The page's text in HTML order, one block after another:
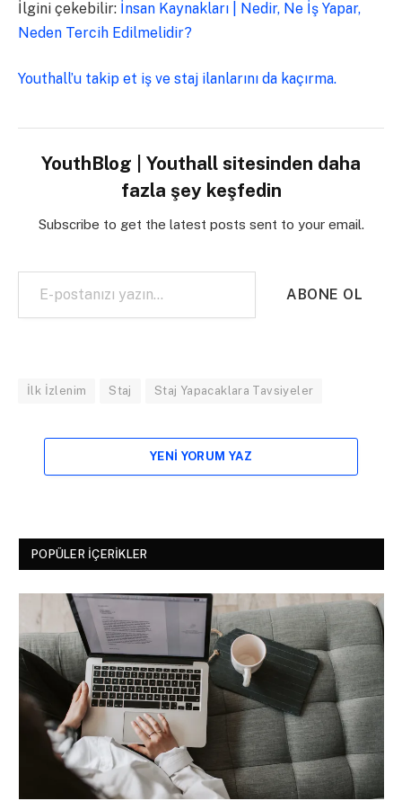
İlgini çekebilir: İnsan Kaynakları | Nedir, Ne İş Yapar,
Neden Tercih Edilmelidir?
Youthall’u takip et iş ve staj ilanlarını da kaçırma.
YouthBlog | Youthall sitesinden daha
fazla şey keşfedin
Subscribe to get the latest posts sent to your email.
E-postanızı yazın…
ABONE OL
İlk İzlenim Staj Staj Yapacaklara Tavsiyeler
YENI YORUM YAZ
POPÜLER İÇERIKLER